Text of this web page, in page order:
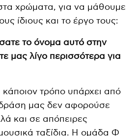
χρώματα, για να μάθουμε
ίδιους και το έργο τους:
το όνομα αυτό στην
μας λίγο περισσότερα για
τρόπο υπάρχει από
μας δεν αφορούσε
και σε απόπειρες
ταξίδια. Η ομάδα Φ